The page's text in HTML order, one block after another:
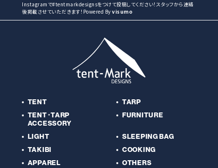
Instagramで#tentmarkdesignsをつけて投稿してください！スタッフから連絡
後掲載させていただきます！Powered By visumo
TENT
TARP
TENT･TARP
ACCESSORY
FURNITURE
LIGHT
SLEEPING BAG
TAKIBI
COOKING
APPAREL
OTHERS